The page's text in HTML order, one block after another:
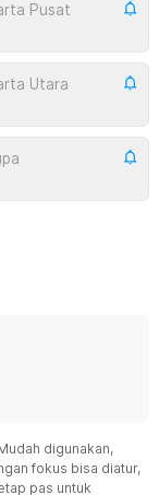
Pusat
Utara
digunakan,
fokus bisa diatur,
pas untuk